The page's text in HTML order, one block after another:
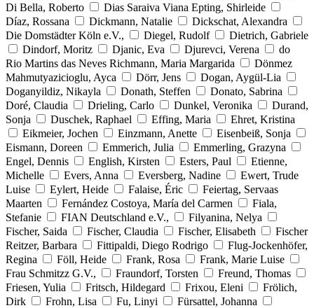
Di Bella, Roberto
Dias Saraiva Viana Epting, Shirleide
Díaz, Rossana
Dickmann, Natalie
Dickschat, Alexandra
Die Domstädter Köln e.V.,
Diegel, Rudolf
Dietrich, Gabriele
Dindorf, Moritz
Djanic, Eva Djurevci, Verena
do
Rio Martins das Neves Richmann, Maria Margarida
Dönmez
Mahmutyazicioglu, Ayca
Dörr, Jens
Dogan, Aygül-Lia
Doganyildiz, Nikayla
Donath, Steffen
Donato, Sabrina
Doré, Claudia
Drieling, Carlo Dunkel, Veronika
Durand,
Sonja
Duschek, Raphael Effing, Maria
Ehret, Kristina
Eikmeier, Jochen
Einzmann, Anette
Eisenbeiß, Sonja
Eismann, Doreen
Emmerich, Julia
Emmerling, Grazyna
Engel, Dennis
English, Kirsten Esters, Paul
Etienne,
Michelle
Evers, Anna Eversberg, Nadine
Ewert, Trude
Luise
Eylert, Heide Falaise, Éric
Feiertag, Servaas
Maarten
Fernández Costoya, María del Carmen
Fiala,
Stefanie
FIAN Deutschland e.V.,
Filyanina, Nelya
Fischer, Saida
Fischer, Claudia Fischer, Elisabeth
Fischer
Reitzer, Barbara
Fittipaldi, Diego Rodrigo
Flug-Jockenhöfer,
Regina
Föll, Heide Frank, Rosa
Frank, Marie Luise
Frau Schmitzz G.V.,
Fraundorf, Torsten
Freund, Thomas
Friesen, Yulia
Fritsch, Hildegard Frixou, Eleni
Frölich,
Dirk
Frohn, Lisa Fu, Linyi
Fürsattel, Johanna